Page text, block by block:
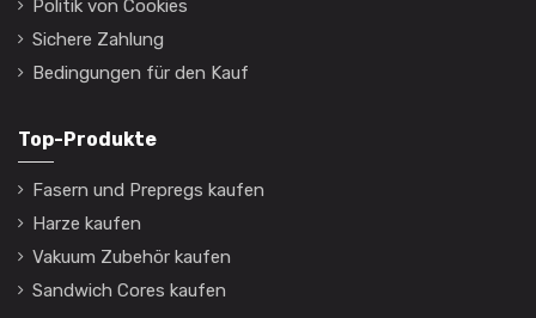
Politik von Cookies
Sichere Zahlung
Bedingungen für den Kauf
Top-Produkte
Fasern und Prepregs kaufen
Harze kaufen
Vakuum Zubehör kaufen
Sandwich Cores kaufen